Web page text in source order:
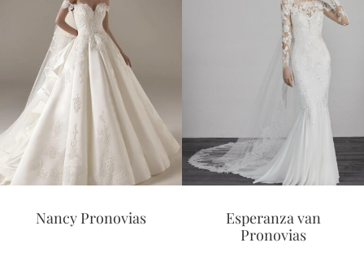
Nancy Pronovias
Esperanza van
Pronovias